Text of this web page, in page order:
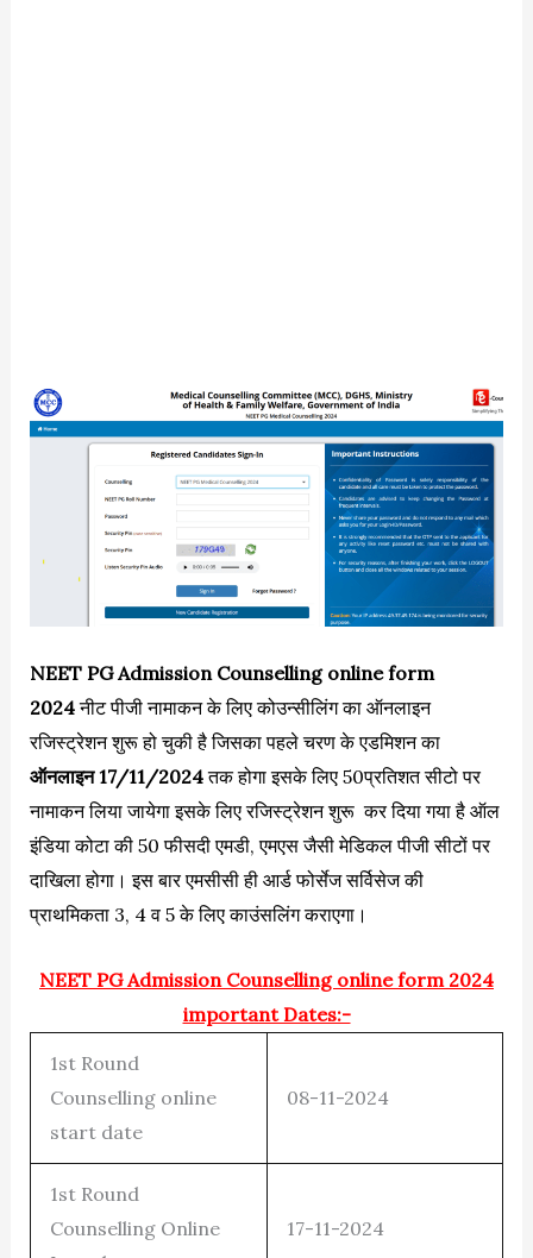
NEET PG Admission Counselling online form
2024नीट पीजी नामाकन के लिए कोउन्सीलिंग का ऑनलाइन
रजिस्ट्रेशन शुरू हो चुकी है जिसका पहले चरण के एडमिशन का
ऑनलाइन 17/11/2024तक होगा इसके लिए 50प्रतिशत सीटो पर
नामाकन लिया जायेगा इसके लिए रजिस्ट्रेशन शुरू कर दिया गया है ऑल
इंडिया कोटा की 50 फीसदी एमडी, एमएस जैसी मेडिकल पीजी सीटों पर
दाखिला होगा। इस बार एमसीसी ही आर्ड फोर्सेज सर्विसेज की
प्राथमिकता 3, 4 व 5 के लिए काउंसलिंग कराएगा।
NEET PG Admission Counselling online form 2024
important Dates:-
1st Round
Counselling online
start date
08-11-2024
1st Round
Counselling Online
17-11-2024